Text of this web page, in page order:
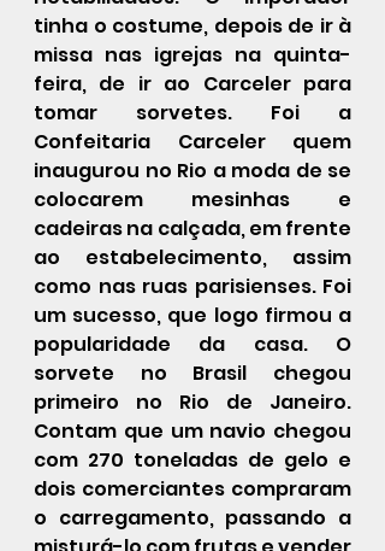
tinha o costume, depois de ir à
missa nas igrejas na quinta-
feira, de ir ao Carceler para
tomar sorvetes. Foi a
Confeitaria Carceler quem
inaugurou no Rio a moda de se
colocarem mesinhas e
cadeiras na calçada, em frente
ao estabelecimento, assim
como nas ruas parisienses. Foi
um sucesso, que logo firmou a
popularidade da casa. O
sorvete no Brasil chegou
primeiro no Rio de Janeiro.
Contam que um navio chegou
com 270 toneladas de gelo e
dois comerciantes compraram
o carregamento, passando a